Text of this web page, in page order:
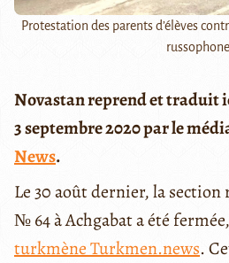
Protestation des parents d’élèves
russophone
Novastan reprend et traduit
3 septembre 2020 par le
News.
Le 30 août dernier, la section
№ 64 à Achgabat a été
turkmène Turkmen.news.